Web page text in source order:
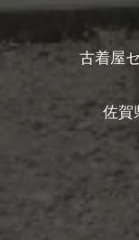
古着屋
佐賀